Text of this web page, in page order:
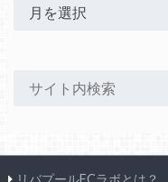
リバプールFCラボとは？